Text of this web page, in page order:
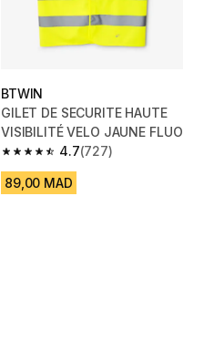
BTWIN
GILET DE SECURITE HAUTE
VISIBILITÉ VELO JAUNE FLUO
4.7
4.7 out of 5 stars from 727 reviews
(727)
89,00 MAD